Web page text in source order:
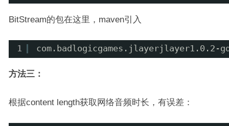
BitStream的包在这里，maven引入
1 com.badlogicgames.jlayerjlayer1.0.2-
方法三：
根据content length获取网络音频时长，有误差：